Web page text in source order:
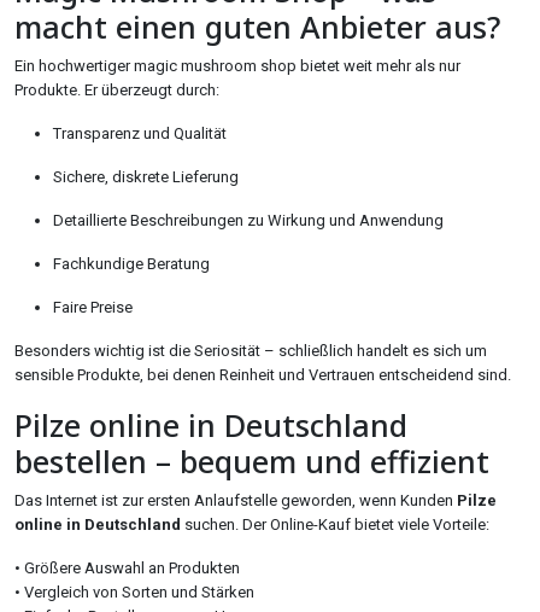
macht einen guten Anbieter aus?
Ein hochwertiger magic mushroom shop bietet weit mehr als nur
Produkte. Er überzeugt durch:
Transparenz und Qualität
Sichere, diskrete Lieferung
Detaillierte Beschreibungen zu Wirkung und Anwendung
Fachkundige Beratung
Faire Preise
Besonders wichtig ist die Seriosität – schließlich handelt es sich um
sensible Produkte, bei denen Reinheit und Vertrauen entscheidend sind.
Pilze online in Deutschland
bestellen – bequem und effizient
Das Internet ist zur ersten Anlaufstelle geworden, wenn Kunden Pilze
online in Deutschland suchen. Der Online-Kauf bietet viele Vorteile:
• Größere Auswahl an Produkten
• Vergleich von Sorten und Stärken